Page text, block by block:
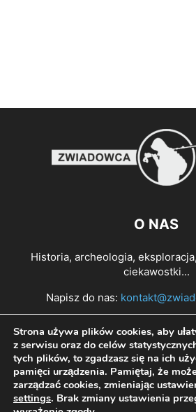
O NAS
Historia, archeologia,
ciekawostki...
Napisz do nas:
PODĄŻAJ ZA
Strona używa plików cookies, aby
z serwisu oraz do celów
tych plików, to zgadzasz się na ich
pamięci urządzenia. Pamiętaj, że
zarządzać cookies, zmieniając
settings. Brak zmiany ustawienia